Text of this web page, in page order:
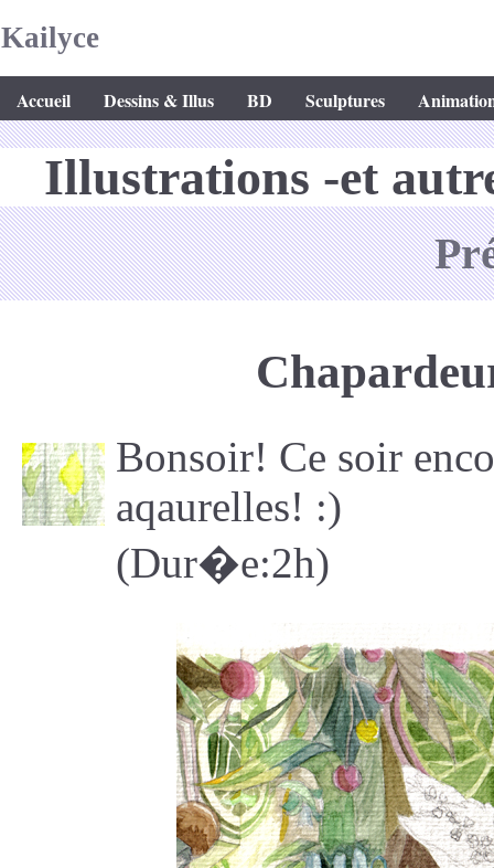
Kailyce
Accueil Dessins & Illus BD Sculptures
Illustrations -et
Bonsoir! Ce soir
aqaurelles! :)
(Dur�e:2h)